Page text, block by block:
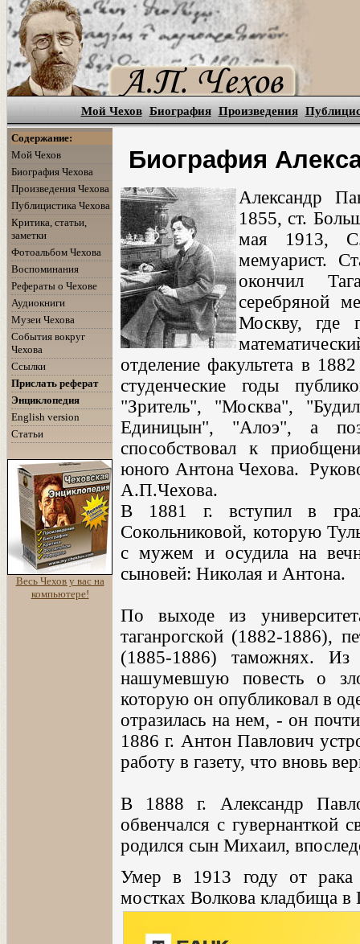
Мой Чехов Биография Произведения
Содержание:
Мой Чехов
Биография Чехова
Произведения Чехова
Публицистика Чехова
Критика, статьи,
заметки
Фотоальбом Чехова
Воспоминания
Рефераты о Чехове
Аудиокниги
Музеи Чехова
События вокруг
Чехова
Ссылки
Прислать реферат
Энциклопедия
English version
Статьи
Весь Чехов у вас на
компьютере!
Биография
Александр
1855, ст.
мая 1913,
мемуарист.
окончил
серебряной
Москву, где
отделение факультета в
студенческие годы
"Зритель", "Москва",
Единицын", "Алоэ", а
способствовал к
юного Антона Чехова.
А.П.Чехова.
В 1881 г. вступил в
Сокольниковой, которую
с мужем и осудила на
сыновей: Николая и Антона.
По выходе из
таганрогской (1882-1886),
(1885-1886) таможнях.
нашумевшую повесть о
которую он опубликовал в
отразилась на нем, - он
1886 г. Антон Павлович
работу в газету, что вновь
В 1888 г. Александр
обвенчался с гувернанткой
родился сын Михаил,
Умер в 1913 году от рака
мостках Волкова кладбища в